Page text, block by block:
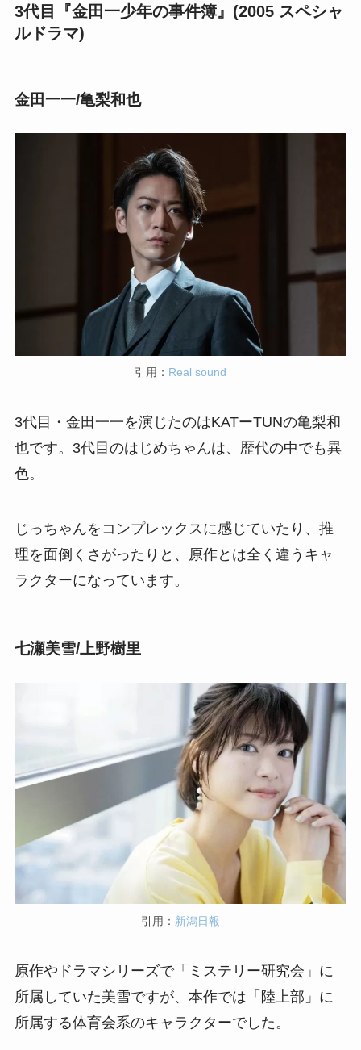
3代目『金田一少年の事件簿』(2005 スペシャ
ルドラマ)
金田一一/亀梨和也
引用： Real sound
3代目・金田一一を演じたのはKATーTUNの亀梨和
也です。3代目のはじめちゃんは、歴代の中でも異
色。
じっちゃんをコンプレックスに感じていたり、推
理を面倒くさがったりと、原作とは全く違うキャ
ラクターになっています。
七瀬美雪/上野樹里
引用： 新潟日報
原作やドラマシリーズで「ミステリー研究会」に
所属していた美雪ですが、本作では「陸上部」に
所属する体育会系のキャラクターでした。